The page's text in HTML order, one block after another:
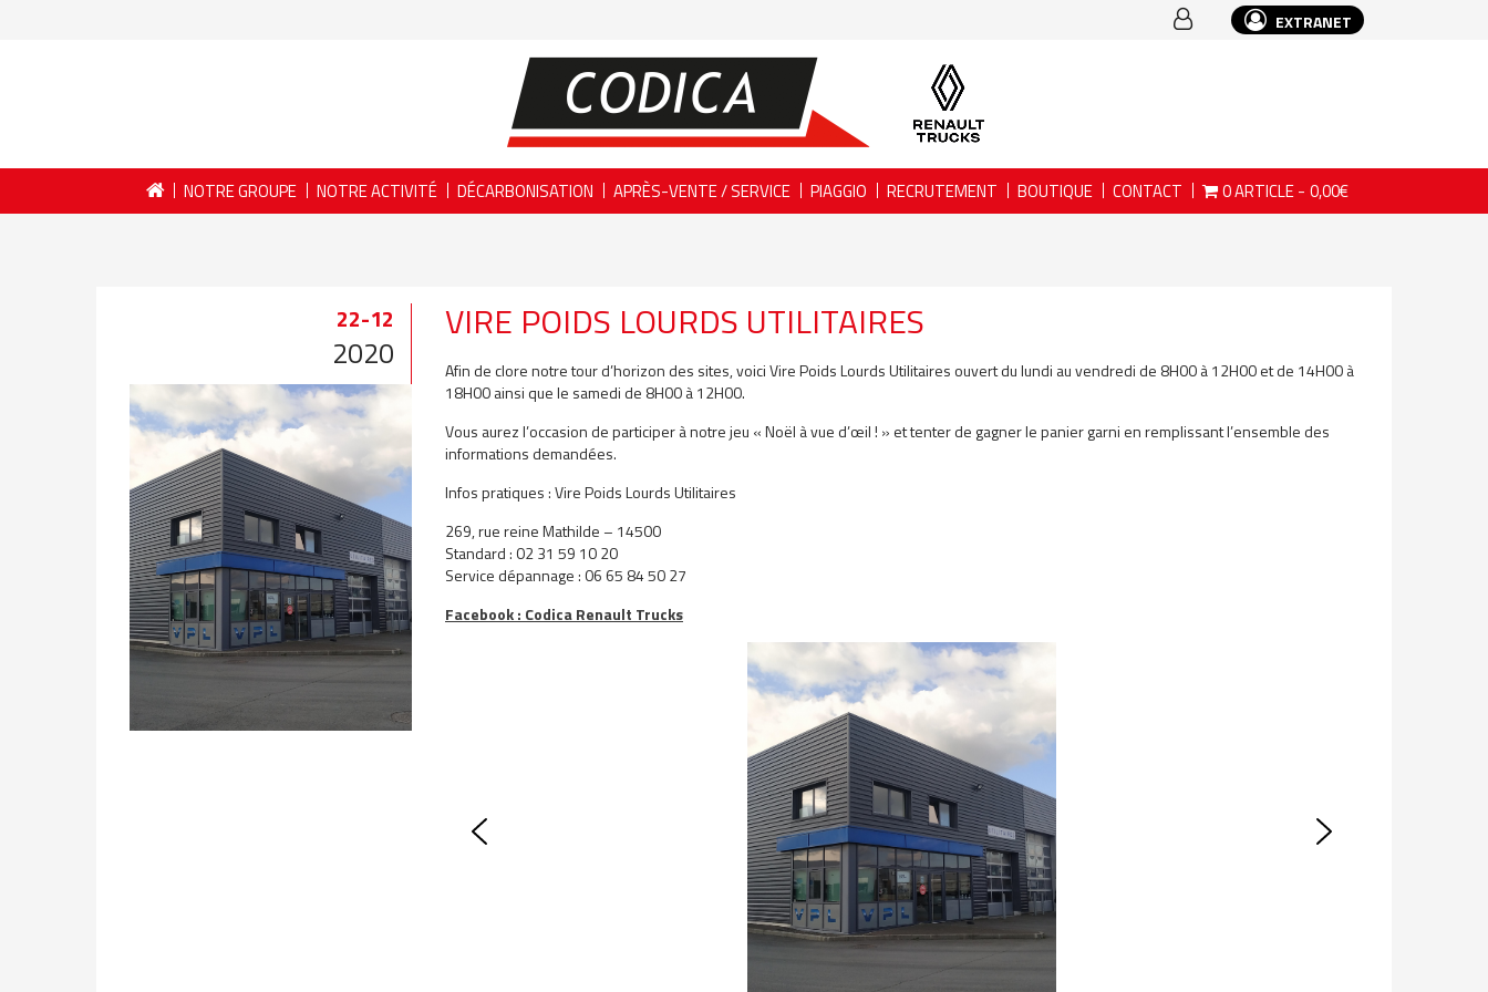
EXTRANET
NOTRE GROUPE NOTRE ACTIVITÉ DÉCARBONISATION APRÈS-VENTE / SERVICE PIAGGIO RECRUTEMENT BOUTIQUE CONTACT 0 ARTICLE 0,00€
22-12
2020
VIRE POIDS LOURDS UTILITAIRES
Afin de clore notre tour d’horizon des sites, voici Vire Poids Lourds Utilitaires ouvert du lundi au vendredi de 8H00 à 12H00 et de 14H00 à
18H00 ainsi que le samedi de 8H00 à 12H00.
Vous aurez l’occasion de participer à notre jeu « Noël à vue d’œil ! » et tenter de gagner le panier garni en remplissant l’ensemble des
informations demandées.
Infos pratiques : Vire Poids Lourds Utilitaires
269, rue reine Mathilde – 14500
Standard : 02 31 59 10 20
Service dépannage : 06 65 84 50 27
Facebook : Codica Renault Trucks